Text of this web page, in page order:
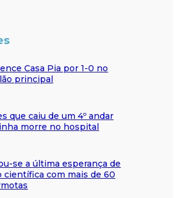
Casa Pia por 1-0 no
principal
que caiu de um 4º andar
morre no hospital
se a última esperança de
científica com mais de 60